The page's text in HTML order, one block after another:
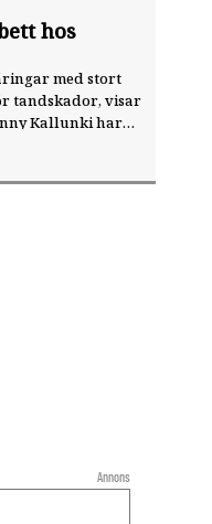
hos
med stort
tandskador, visar
Kallunki har
Annons